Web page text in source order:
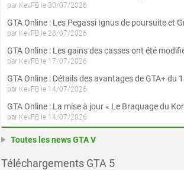
par KevFB le 30/07/2026
par KevFB le 23/07/2026
par KevFB le 17/07/2026
par KevFB le 14/07/2026
par KevFB le 14/07/2026
Toutes les news GTA V
Téléchargements GTA 5